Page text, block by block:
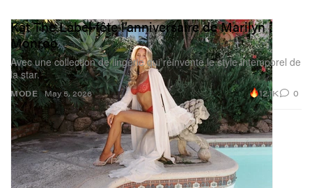
MODE
Kat The Label fête l’anniversaire de Marilyn
Monroe
Avec une collection de lingerie qui réinvente le style intemporel de
la star.
May 5, 2026 12.1K 0